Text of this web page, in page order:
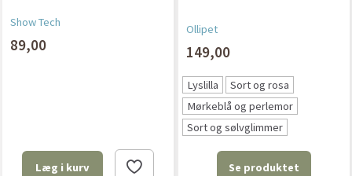
Show Tech
89,00
Læg i kurv
Ollipet
149,00
Lyslilla
Sort og rosa
Mørkeblå og perlemor
Sort og sølvglimmer
Se produktet